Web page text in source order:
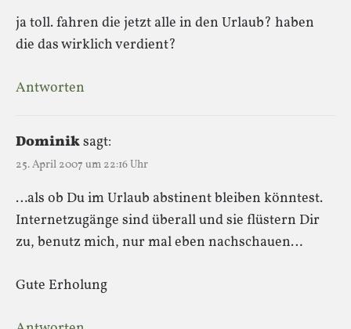
ja toll. fahren die jetzt alle in den Urlaub? haben
die das wirklich verdient?
Antworten
Dominiksagt:
25. April 2007 um 22:16 Uhr
…als ob Du im Urlaub abstinent bleiben könntest.
Internetzugänge sind überall und sie flüstern Dir
zu, benutz mich, nur mal eben nachschauen…
Gute Erholung